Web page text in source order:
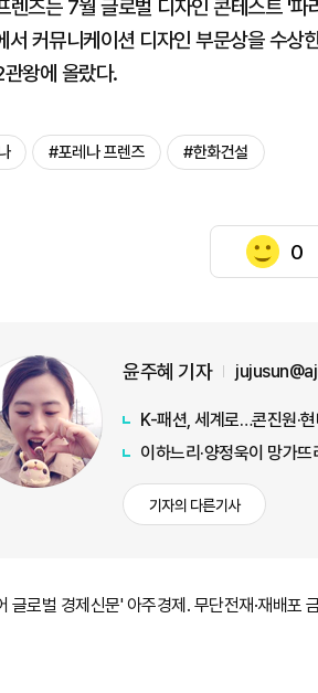
렌즈는 7월 글로벌 디자인 콘테스트 '
커뮤니케이션 디자인 부문상을 수상
왕에 올랐다.
#포레나 프렌즈 #한화건설
0
윤주혜 기자
K-패션, 세계로…콘진원·
이하느리·양정욱이 망가
기자의 다른기사
글로벌 경제신문' 아주경제. 무단전재·재배포